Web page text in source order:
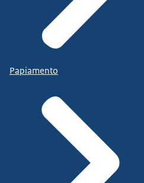
Papiamento